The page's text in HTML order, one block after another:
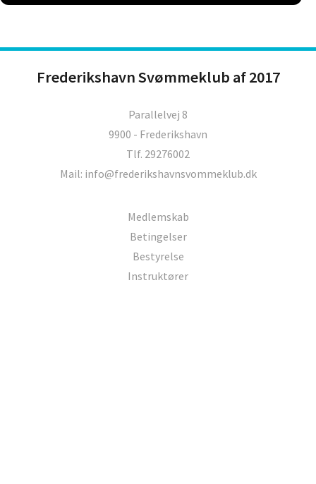
Frederikshavn Svømmeklub af 2017
Parallelvej 8
9900 - Frederikshavn
Tlf. 29276002
Mail: info@frederikshavnsvommeklub.dk
Medlemskab
Betingelser
Bestyrelse
Instruktører